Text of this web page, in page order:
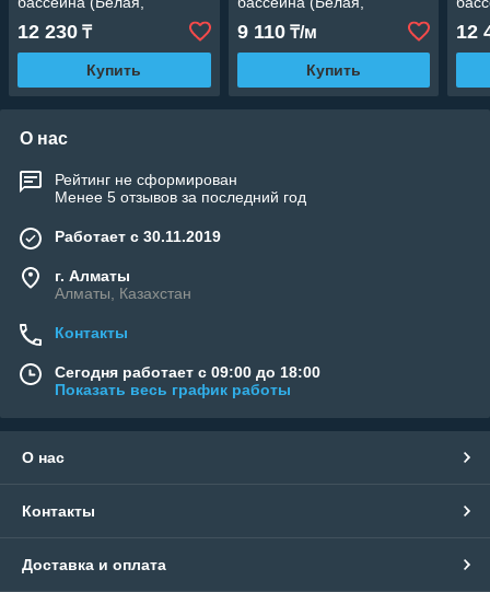
Размеры: 200x25, 45
град.)
12 230 ₸
Купить
Размеры: 150x25)
9 110₸/м
Купить
12
О нас
Рейтинг не сформирован
Менее 5 отзывов за последний год
Работает с 30.11.2019
г. Алматы
Алматы, Казахстан
Контакты
Сегодня работает с 09:00 до 18:00
Показать весь график работы
О нас
Контакты
Доставка и оплата